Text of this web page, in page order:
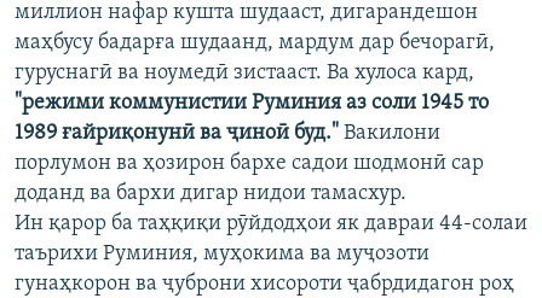
миллион нафар кушта шудааст, дигарандешон
маҳбусу бадарға шудаанд, мардум дар бечорагӣ,
гуруснагӣ ва ноумедӣ зистааст. Ва хулоса кард,
"режими коммунистии Руминия аз соли 1945 то
1989 ғайриқонунӣ ва ҷиноӣ буд." Вакилони
порлумон ва ҳозирон бархе садои шодмонӣ сар
доданд ва бархи дигар нидои тамасхур.
Ин қарор ба таҳқиқи рӯйдодҳои як давраи 44-солаи
таърихи Руминия, муҳокима ва муҷозоти
гунаҳкорон ва ҷуброни хисороти ҷабрдидагон роҳ